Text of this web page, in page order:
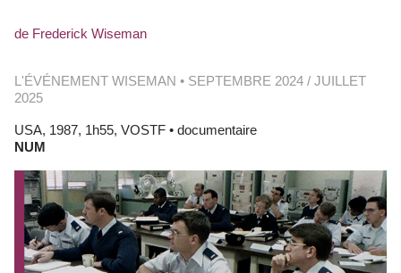
de Frederick Wiseman
L'ÉVÉNEMENT WISEMAN • SEPTEMBRE 2024 / JUILLET
2025
USA, 1987, 1h55, VOSTF • documentaire
NUM